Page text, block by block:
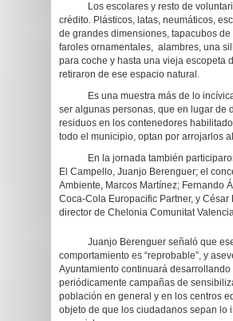
Los escolares y resto de
crédito. Plásticos, latas, neumáticos,
de grandes dimensiones, tapacubos de
faroles ornamentales, alambres, una
para coche y hasta una vieja escopeta
retiraron de ese espacio natural.
Es una muestra más de lo incívica
ser algunas personas, que en lugar de
residuos en los contenedores
todo el municipio, optan por arrojarlos
En la jornada también
El Campello, Juanjo Berenguer; el
Ambiente, Marcos Martínez; Fernando
Coca-Cola Europacific Partner, y César
director de Chelonia Comunitat
Juanjo Berenguer señaló que
comportamiento es “reprobable”, y
Ayuntamiento continuará desarrollando
periódicamente campañas de
población en general y en los centros
objeto de que los ciudadanos sepan lo